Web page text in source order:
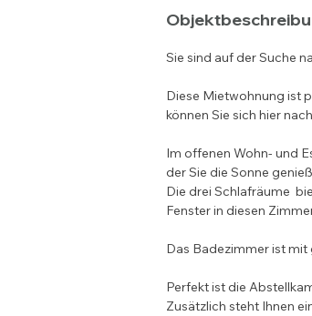
Sie sind auf der Suche
Diese Mietwohnung ist
können Sie sich hier
Im offenen Wohn- und
der Sie die Sonne
Die drei Schlafräume
Fenster in diesen
Das Badezimmer ist
Perfekt ist die
Zusätzlich steht Ihnen